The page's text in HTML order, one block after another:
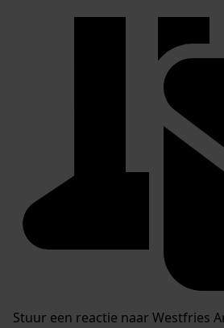
Stuur een reactie naar Westfries